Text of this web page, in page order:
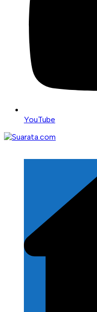
YouTube